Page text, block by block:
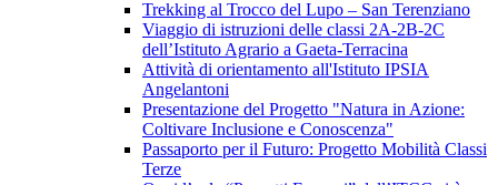
Trekking al Trocco del Lupo – San Terenziano
Viaggio di istruzioni delle classi 2A-2B-2C
dell’Istituto Agrario a Gaeta-Terracina
Attività di orientamento all'Istituto IPSIA
Angelantoni
Presentazione del Progetto "Natura in Azione:
Coltivare Inclusione e Conoscenza"
Passaporto per il Futuro: Progetto Mobilità Classi
Terze